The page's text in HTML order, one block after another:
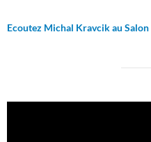
Ecoutez Michal Kravcik au